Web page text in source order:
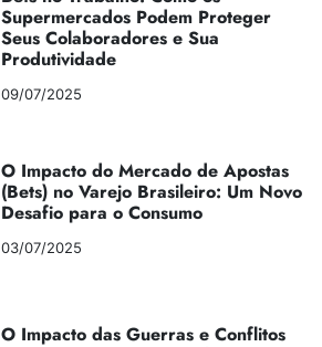
Supermercados Podem Proteger
Seus Colaboradores e Sua
Produtividade
09/07/2025
O Impacto do Mercado de Apostas
(Bets) no Varejo Brasileiro: Um Novo
Desafio para o Consumo
03/07/2025
O Impacto das Guerras e Conflitos